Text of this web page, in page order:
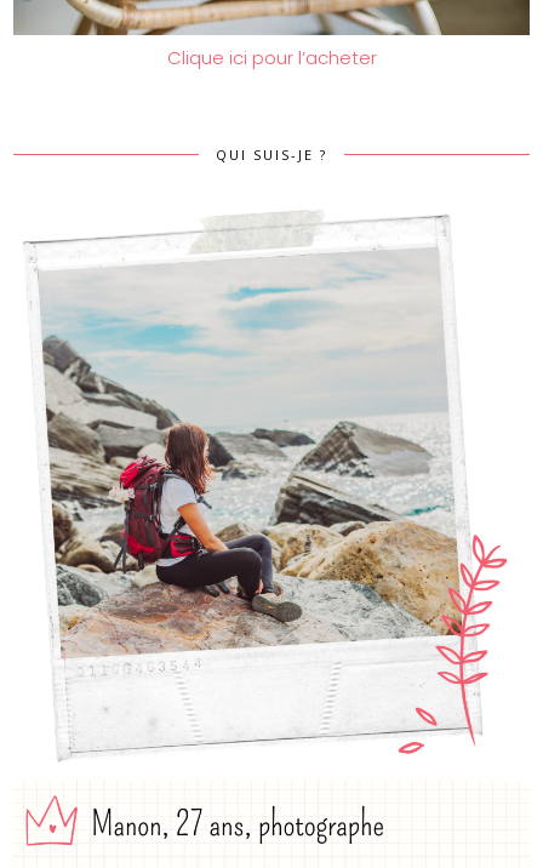
Clique ici pour l’acheter
QUI SUIS-JE ?